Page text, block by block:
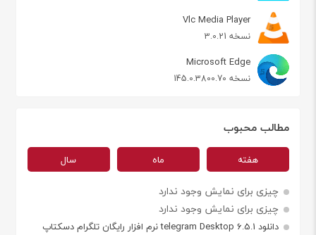
Vlc Media Player
نسخه 3.0.21
Microsoft Edge
نسخه 145.0.3800.70
مطالب محبوب
هفته ماه سال
چیزی برای نمایش وجود ندارد
چیزی برای نمایش وجود ندارد
دانلود telegram Desktop 6.5.1 نرم افزار رایگان تلگرام دسکتاپ